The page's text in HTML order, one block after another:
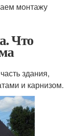
монтажу
Что
здания,
и карнизом.